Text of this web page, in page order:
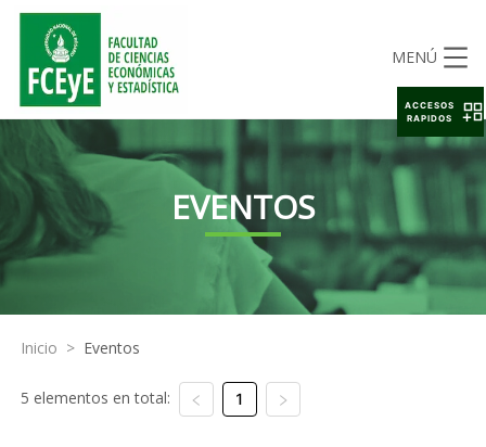
MENÚ
EVENTOS
Inicio > Eventos
5 elementos en total: 1
ACCESOS
RAPIDOS